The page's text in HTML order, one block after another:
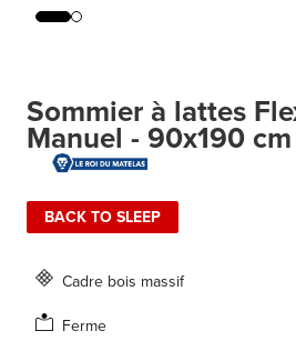
Sommier à lattes
Manuel - 90x190 cm
BACK TO SLEEP
Cadre bois massif
Ferme